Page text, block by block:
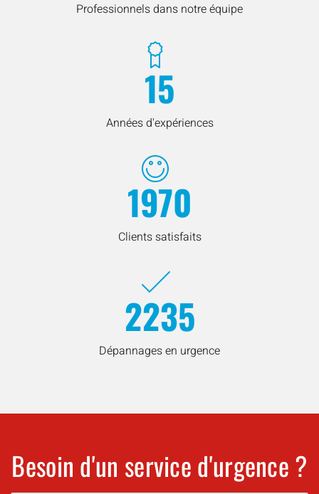
Professionnels dans notre équipe
15
Années d'expériences
1970
Clients satisfaits
2235
Dépannages en urgence
Besoin d'un service d'urgence ?